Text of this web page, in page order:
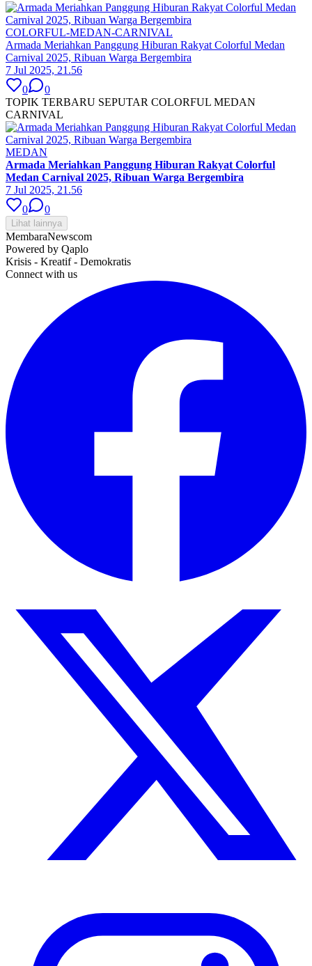
COLORFUL-MEDAN-CARNIVAL
Armada Meriahkan Panggung Hiburan Rakyat Colorful Medan
Carnival 2025, Ribuan Warga Bergembira
7 Jul 2025, 21.56
0
0
TOPIK TERBARU SEPUTAR COLORFUL MEDAN
CARNIVAL
MEDAN
Armada Meriahkan Panggung Hiburan Rakyat Colorful
Medan Carnival 2025, Ribuan Warga Bergembira
7 Jul 2025, 21.56
0
0
Lihat lainnya
MembaraNewscom
Powered by Qaplo
Krisis - Kreatif - Demokratis
Connect with us